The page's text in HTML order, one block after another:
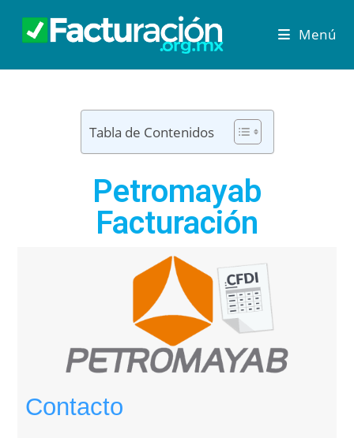
Menú
Tabla de Contenidos
Petromayab
Facturación
Contacto